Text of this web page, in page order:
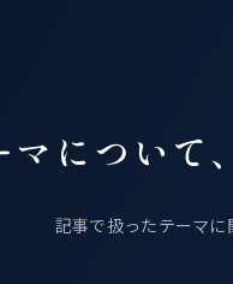
について
記事で扱ったテーマに